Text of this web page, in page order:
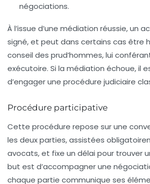
négociations.
À l’issue d’une médiation réussie, un
signé, et peut dans certains cas être
conseil des prud’hommes, lui
exécutoire. Si la médiation échoue, il
d’engager une procédure judiciaire
Procédure participative
Cette procédure repose sur une
les deux parties, assistées
avocats, et fixe un délai pour trouver
but est d’accompagner une
chaque partie communique ses